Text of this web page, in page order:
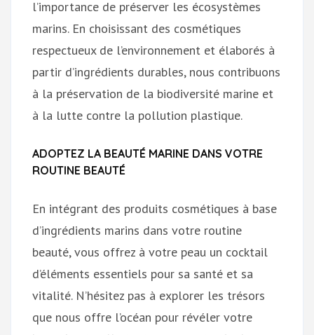
l’importance de préserver les écosystèmes
marins. En choisissant des cosmétiques
respectueux de l’environnement et élaborés à
partir d’ingrédients durables, nous contribuons
à la préservation de la biodiversité marine et
à la lutte contre la pollution plastique.
ADOPTEZ LA BEAUTÉ MARINE DANS VOTRE
ROUTINE BEAUTÉ
En intégrant des produits cosmétiques à base
d’ingrédients marins dans votre routine
beauté, vous offrez à votre peau un cocktail
d’éléments essentiels pour sa santé et sa
vitalité. N’hésitez pas à explorer les trésors
que nous offre l’océan pour révéler votre